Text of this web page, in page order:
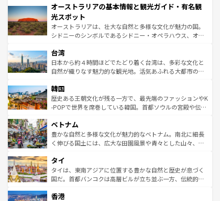
文化が魅力。旅行者はアメリカの各地域で異なる魅力を楽
しみながら、その多様性と豊かな歴史を感じることができ
るだろう。車でのロードトリップや列車の旅も、アメリカ
ならではの贅沢な旅のスタイルだ。 なお、新着のアメリカ
情報は コンテンツ一覧 を参照してほしい。
ワイ島は見逃せない。また、定番の観光地といえばオアフ
島だが、静かな自然を求めるならマウイ島やカウアイ島が
おすすめ。エメラルドグリーンに輝く海をはじめ、豊かな
文化や歴史が息づいている。「アロハスピリット」と呼ば
人々、おいしいローカルフードやハワイアンミュージッ
ク、伝統的なフラダンスなど、すべてがハワイの魅力を彩
っている。訪れるたびに新しい発見と感動が待っているハ
はコンテンツ一覧
オーストラリアの基本情報と観光ガイド・有名観
光スポット
オーストラリアは、壮大な自然と多様な文化が魅力の国。
シドニーのシンボルであるシドニー・オペラハウス、オー
リアリーフや大陸中央部にそびえるウルル（エアーズロッ
ク）、タスマニアの美しい原生林やケアンズの熱帯雨林な
ど、見どころがたくさん。また、カフェやワイン、オージ
いる。アクティビティも充実しており、サーフィンやダイ
ビング、ハイキングなど、アウトドア好きにはたまらな
い。オーストラリアの多彩な魅力を存分に味わいつくそ
参照してほしい。
台湾
日本から約４時間ほどでたどり着く台湾は、多彩な文化と
自然が織りなす魅力的な観光地。活気あふれる大都市の台
ン）、静ひつな山岳地帯である台湾東部など、都市の喧騒
と山間の静けさが共存しており、訪れる人に新しい発見と
驚きをもたらしてくれる。また、奥深い台湾の食文化も魅
容にもいいと評判のスイーツなど、バラエティ豊かな料理
が味わえる。 なお、新着の台湾情報は コンテンツ一覧を参
照してほしい。
韓国
歴史ある王朝文化が残る一方で、最先端のファッションやK
-POPで世界を席巻している韓国。首都ソウルの宮殿や伝統
き、地方に足を延ばせば四季折々の自然美を楽しむことが
できる。そして、キムチや焼肉、絶品のストリートフード
まで、さまざまな韓国料理が待っている。夜には、韓国な
リティに包まれながら、韓国の多彩な魅力を心ゆくまで味
わってみてほしい。 なお、新着の韓国情報はコンテンツ一
覧を参照してほしい。
ベトナム
豊かな自然と多様な文化が魅力的なベトナム。南北に細長
く伸びる国土には、広大な田園風景や青々とした山々、世
急速な発展と共に伝統が息づく。ハノイの古い町並みやホ
ーチミン市のフランス統治時代の建物も、独特の雰囲気を
醸し出している。また、バラエティの豊かさとおいしさで
とつ。フォーやバインミー、ベトナムコーヒーなどは、ぜ
タイ
タイは、東南アジアに位置する豊かな自然と歴史が息づく
国だ。首都バンコクは高層ビルが立ち並ぶ一方、伝統的な
の活気が交差している。北部ではチェンマイなどの山岳地
香港